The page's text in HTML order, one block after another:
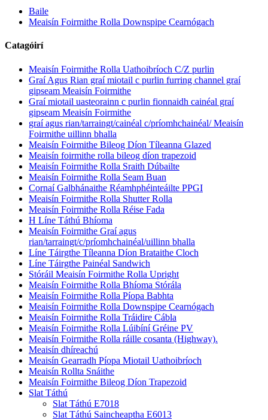
Baile
Meaisín Foirmithe Rolla Downspipe Cearnógach
Catagóirí
Meaisín Foirmithe Rolla Uathoibríoch C/Z purlin
Graí Agus Rian graí miotail c purlin furring channel graí
gipseam Meaisín Foirmithe
Graí miotail uasteorainn c purlin fionnaidh cainéal graí
gipseam Meaisín Foirmithe
graí agus rian/tarraingt/cainéal c/príomhchainéal/ Meaisín
Foirmithe uillinn bhalla
Meaisín Foirmithe Bileog Díon Tíleanna Glazed
Meaisín foirmithe rolla bileog díon trapezoid
Meaisín Foirmithe Rolla Sraith Dúbailte
Meaisín Foirmithe Rolla Seam Buan
Cornaí Galbhánaithe Réamhphéinteáilte PPGI
Meaisín Foirmithe Rolla Shutter Rolla
Meaisín Foirmithe Rolla Réise Fada
H Líne Táthú Bhíoma
Meaisín Foirmithe Graí agus
rian/tarraingt/c/príomhchainéal/uillinn bhalla
Líne Táirgthe Tíleanna Díon Brataithe Cloch
Líne Táirgthe Painéal Sandwich
Stóráil Meaisín Foirmithe Rolla Upright
Meaisín Foirmithe Rolla Bhíoma Stórála
Meaisín Foirmithe Rolla Píopa Babhta
Meaisín Foirmithe Rolla Downspipe Cearnógach
Meaisín Foirmithe Rolla Tráidire Cábla
Meaisín Foirmithe Rolla Lúibíní Gréine PV
Meaisín Foirmithe Rolla ráille cosanta (Highway).
Meaisín dhíreachú
Meaisín Gearradh Píopa Miotail Uathoibríoch
Meaisín Rollta Snáithe
Meaisín Foirmithe Bileog Díon Trapezoid
Slat Táthú
Slat Táthú E7018
Slat Táthú Saincheaptha E6013